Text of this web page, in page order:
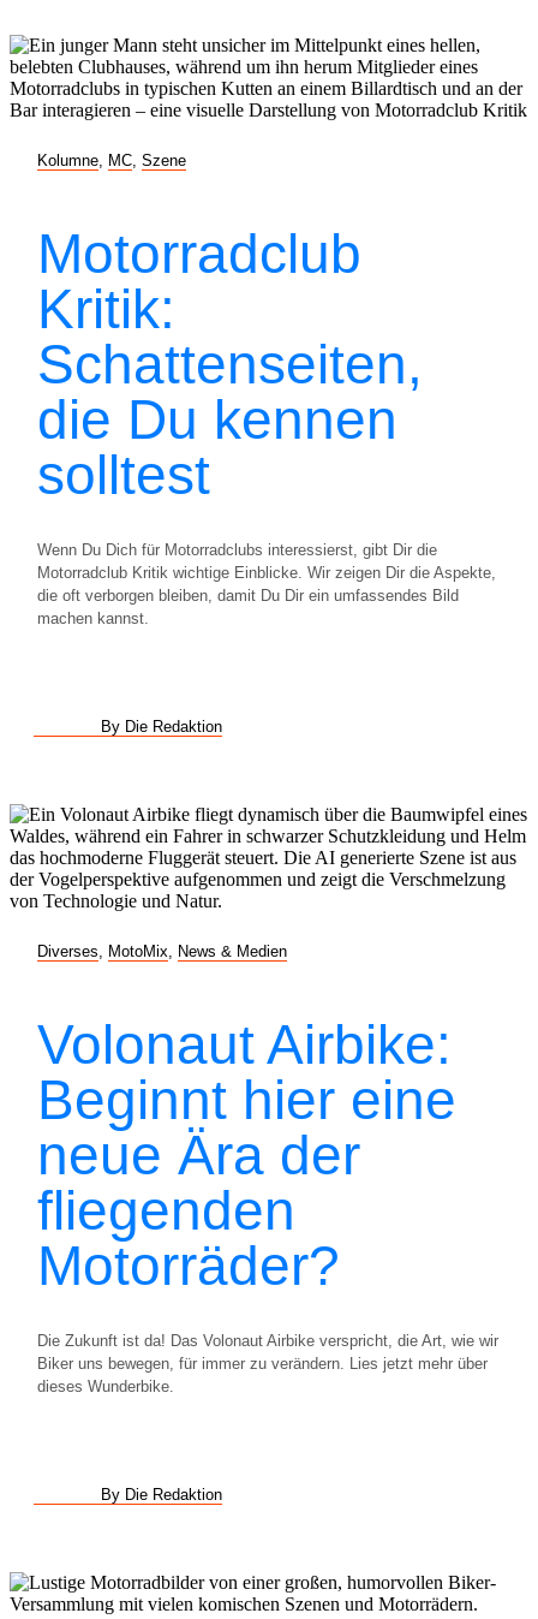
Kolumne MC Szene
Motorradclub
Kritik:
Schattenseiten,
die Du kennen
solltest
Wenn Du Dich für Motorradclubs interessierst, gibt Dir die
Motorradclub Kritik wichtige Einblicke. Wir zeigen Dir die Aspekte,
die oft verborgen bleiben, damit Du Dir ein umfassendes Bild
machen kannst.
By Die Redaktion
Diverses MotoMix News & Medien
Volonaut Airbike:
Beginnt hier eine
neue Ära der
fliegenden
Motorräder?
Die Zukunft ist da! Das Volonaut Airbike verspricht, die Art, wie wir
Biker uns bewegen, für immer zu verändern. Lies jetzt mehr über
dieses Wunderbike.
By Die Redaktion